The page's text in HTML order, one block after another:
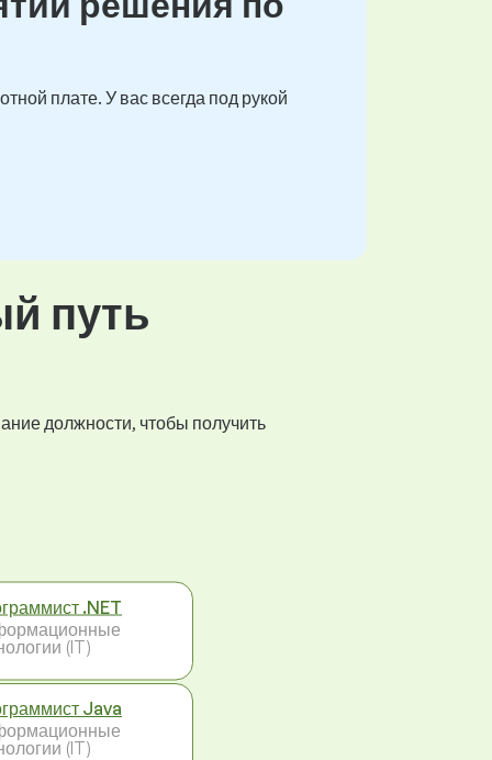
плате. У вас всегда под рукой
путь
должности, чтобы получить
.NET
(IT)
Java
(IT)